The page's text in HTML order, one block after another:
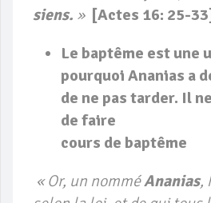
siens. » [Actes 16: 25-
Le baptême est une
pourquoi Ananias a
de ne pas tarder. Il
de faire
cours de baptême
« Or, un nomméAnanias,